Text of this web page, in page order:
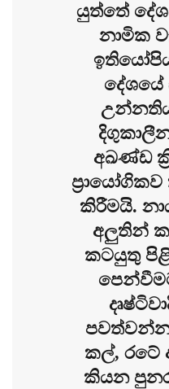
යුත්තේ
නාමික
අඛණ්ඩ
කිරීමයි.
අලුතින්
කටයුතු
කල්, රටේ
කියන